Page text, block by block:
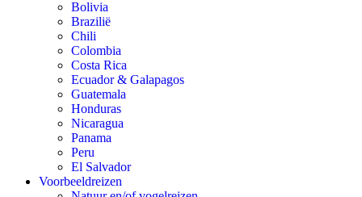
Bolivia
Brazilië
Chili
Colombia
Costa Rica
Ecuador & Galapagos
Guatemala
Honduras
Nicaragua
Panama
Peru
El Salvador
Voorbeeldreizen